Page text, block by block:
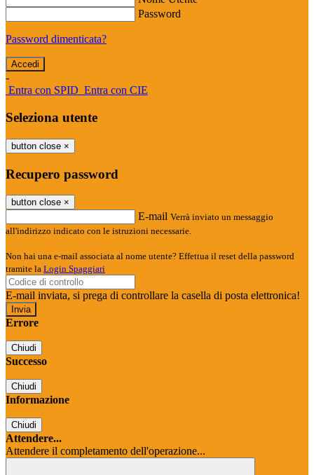
Password
Password dimenticata?
-
Entra con SPID Entra con CIE
Seleziona utente
button close ×
Recupero password
button close ×
E-mail Verrà inviato un messaggio
all'indirizzo indicato con le istruzioni necessarie.
Non hai una e-mail associata al nome utente? Effettua il reset della password
tramite la Login Spaggiari
E-mail inviata, si prega di controllare la casella di posta elettronica!
Errore
Chiudi
Successo
Chiudi
Informazione
Chiudi
Attendere...
Attendere il completamento dell'operazione...